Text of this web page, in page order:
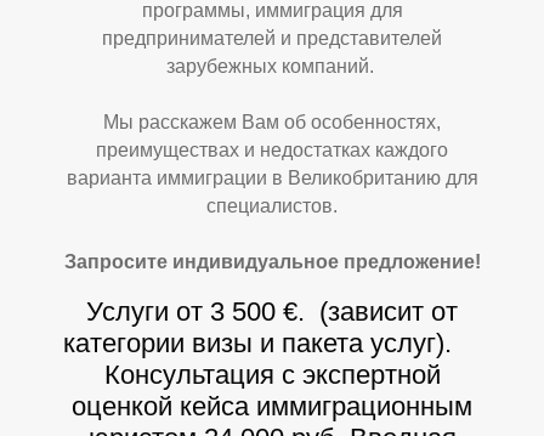
программы, иммиграция для
предпринимателей и представителей
зарубежных компаний.
Мы расскажем Вам об особенностях,
преимуществах и недостатках каждого
варианта иммиграции в Великобританию для
специалистов.
Запросите индивидуальное предложение!
Услуги от 3 500 €. (зависит от
категории визы и пакета услуг).
Консультация с экспертной
оценкой кейса иммиграционным